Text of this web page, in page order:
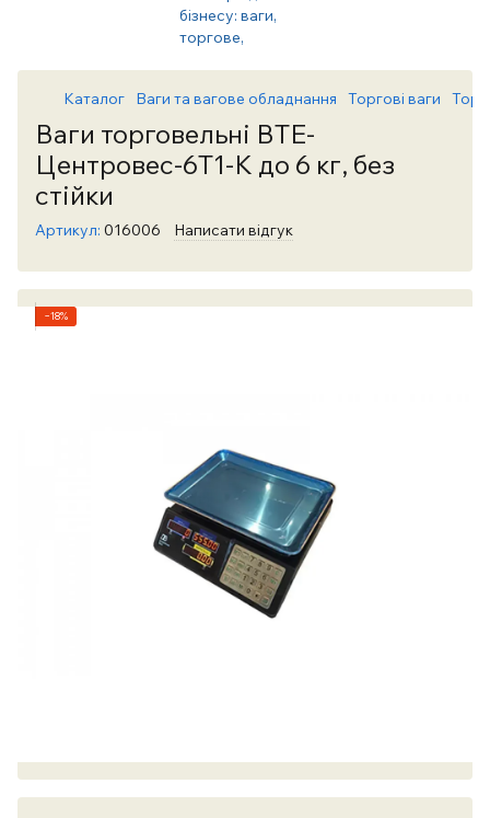
Каталог Ваги та вагове обладнання Торгові ваги
Ваги торговельні ВТЕ-
Центровес-6Т1-К до 6 кг, без
стійки
Артикул: 016006 Написати відгук
−18%